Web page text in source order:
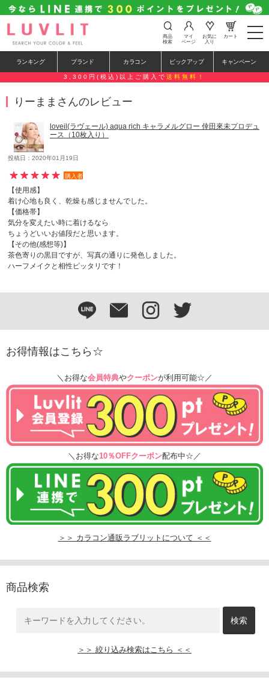
t
o
e
n
a
商品
検索
マイ
ページ
お気に
入り
カート
ランキング ブランド カラコン ピックアップ キャンペーン
3,300円(税込)以上ご購入で 送料無料！
りーままさんのレビュー
loveil(ラヴェール) aqua rich キャラメルグロー 倖田來未プロデュ
ース（10枚入り）
投稿日：2020年01月19日
購入者
【使用感】
着け心地も良く、乾燥も感じませんでした。
【価格帯】
気分を変えたい時に着けるなら
ちょうどいいお値段だと思います。
【その他(感想等)】
茶色寄りの黒目ですが、写真の通りに発色しました。
ハーフメイクと相性ピッタリです！
お得情報はこちら☆
＼お得な会員特典やクーポンが利用可能☆／
＼お得な10％OFFクーポン配布中☆／
＞＞ カラコン通販ラブリットについて ＜＜
商品検索
＞＞ 絞り込み検索はこちら ＜＜